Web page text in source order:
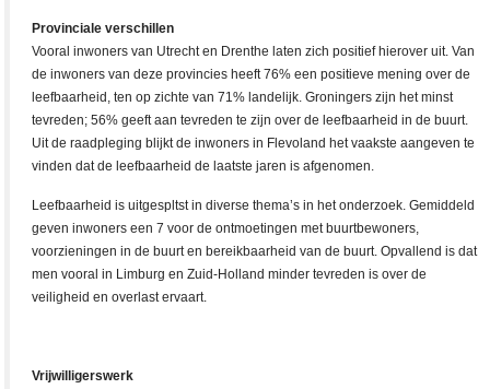
Provinciale verschillen
Vooral inwoners van Utrecht en Drenthe laten zich positief hierover uit. Van
de inwoners van deze provincies heeft 76% een positieve mening over de
leefbaarheid, ten op zichte van 71% landelijk. Groningers zijn het minst
tevreden; 56% geeft aan tevreden te zijn over de leefbaarheid in de buurt.
Uit de raadpleging blijkt de inwoners in Flevoland het vaakste aangeven te
vinden dat de leefbaarheid de laatste jaren is afgenomen.
Leefbaarheid is uitgespltst in diverse thema’s in het onderzoek. Gemiddeld
geven inwoners een 7 voor de ontmoetingen met buurtbewoners,
voorzieningen in de buurt en bereikbaarheid van de buurt. Opvallend is dat
men vooral in Limburg en Zuid-Holland minder tevreden is over de
veiligheid en overlast ervaart.
Vrijwilligerswerk